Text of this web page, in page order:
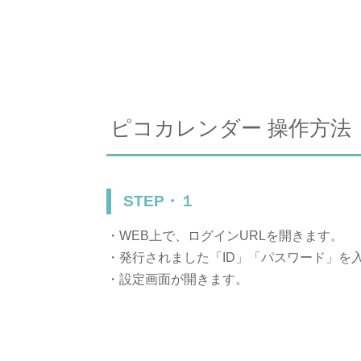
ピコカレンダー 操作方法
STEP・１
・WEB上で、ログインURLを開きます。
・発行されました「ID」「パスワード」を
・設定画面が開きます。